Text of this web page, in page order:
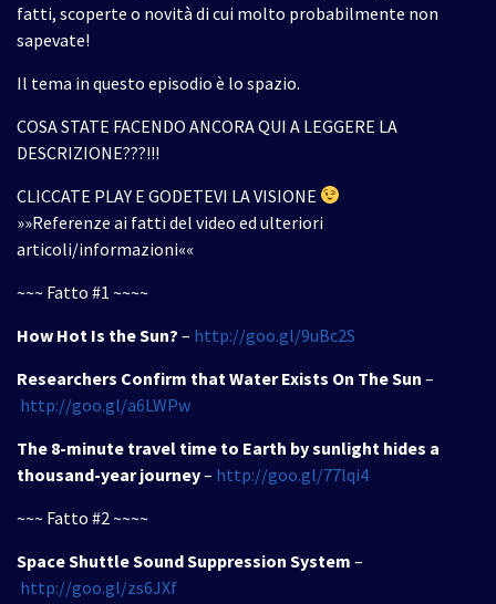
fatti, scoperte o novità di cui molto probabilmente non
sapevate!
Il tema in questo episodio è lo spazio.
COSA STATE FACENDO ANCORA QUI A LEGGERE LA
DESCRIZIONE???!!!
CLICCATE PLAY E GODETEVI LA VISIONE
»»Referenze ai fatti del video ed ulteriori
articoli/informazioni««
~~~ Fatto #1 ~~~~
How Hot Is the Sun? – http://goo.gl/9uBc2S
Researchers Confirm that Water Exists On The Sun –
http://goo.gl/a6LWPw
The 8-minute travel time to Earth by sunlight hides a
thousand-year journey– http://goo.gl/77lqi4
~~~ Fatto #2 ~~~~
Space Shuttle Sound Suppression System –
http://goo.gl/zs6JXf